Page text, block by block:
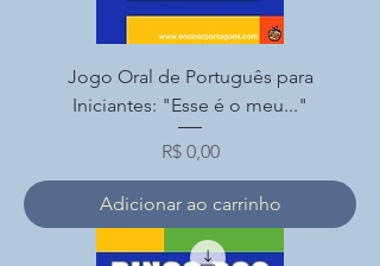
Jogo Oral de Português para
Iniciantes: "Esse é o meu..."
Preço
R$ 0,00
Adicionar ao carrinho